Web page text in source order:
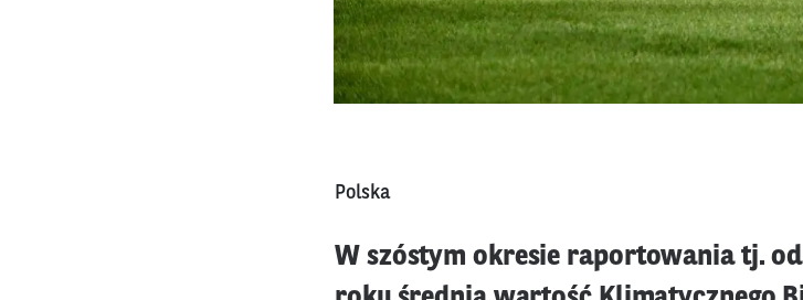
Polska
W szóstym okresie raportowania tj.